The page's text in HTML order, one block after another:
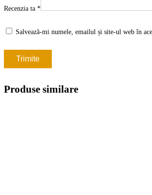
Recenzia ta *
Salvează-mi numele, emailul și site-ul web în
Produse similare